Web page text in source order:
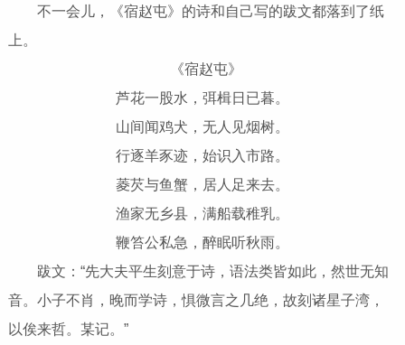
不一会儿，《宿赵屯》的诗和自己写的跋文都落到了纸
上。
《宿赵屯》
芦花一股水，弭楫日已暮。
山间闻鸡犬，无人见烟树。
行逐羊豕迹，始识入市路。
菱芡与鱼蟹，居人足来去。
渔家无乡县，满船载稚乳。
鞭笞公私急，醉眠听秋雨。
跋文：“先大夫平生刻意于诗，语法类皆如此，然世无知
音。小子不肖，晚而学诗，惧微言之几绝，故刻诸星子湾，
以俟来哲。某记。”